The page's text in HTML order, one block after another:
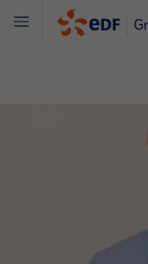
Menu